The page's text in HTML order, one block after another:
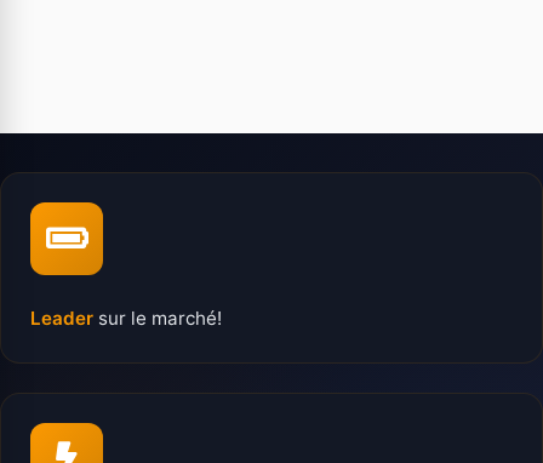
Leader sur le marché!